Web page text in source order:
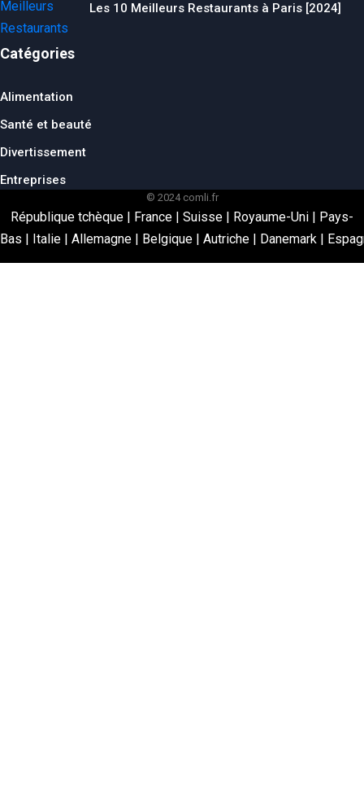
Les 10 Meilleurs Restaurants à Paris [2024]
Catégories
Alimentation
Santé et beauté
Divertissement
Entreprises
© 2024 comli.fr
République tchèque | France | Suisse | Royaume-Uni | Pays-
Bas | Italie | Allemagne | Belgique | Autriche | Danemark |